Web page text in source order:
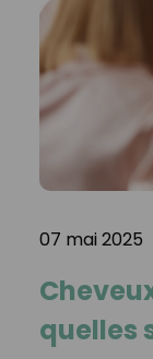
07 mai 2025
quelles